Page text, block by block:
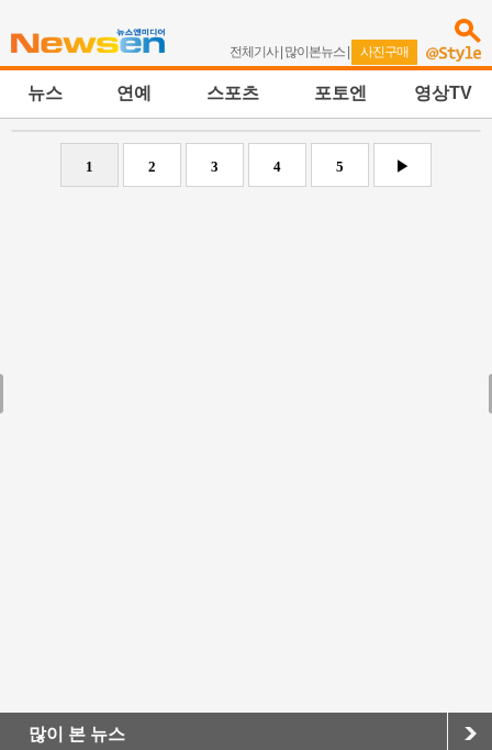
전체기사| 많이본뉴스 | 사진구매
뉴스 연예 스포츠 포토엔 영상TV
1 2 3 4 5 ▶
많이 본 뉴스